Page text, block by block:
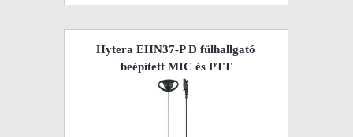
Hytera EHN37-P D fülhallgató
beépített MIC és PTT